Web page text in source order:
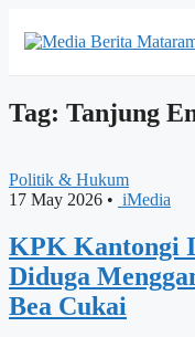
Tag: Tanjung
Politik & Hukum
17 May 2026 • iMedia
KPK Kantongi
Diduga
Bea Cukai